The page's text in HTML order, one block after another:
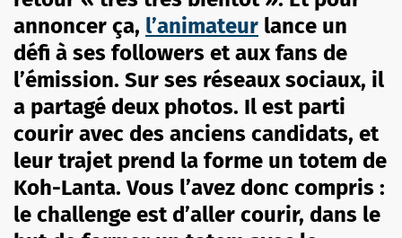
annoncer ça, l’animateur lance un
défi à ses followers et aux fans de
l’émission. Sur ses réseaux sociaux, il
a partagé deux photos. Il est parti
courir avec des anciens candidats, et
leur trajet prend la forme un totem de
Koh-Lanta. Vous l’avez donc compris :
le challenge est d’aller courir, dans le